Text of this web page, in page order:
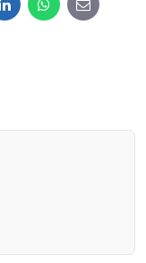
LinkedInWhatsApp
E-
mail